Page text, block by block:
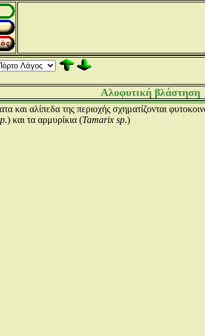
Αλοφυτική βλάστηση
και αλίπεδα της περιοχής σχηματίζονται
) και τα αρμυρίκια (Tamarix sp.)